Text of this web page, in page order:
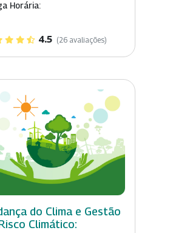
Horária:
4.5 (26 avaliações)
do Clima e Gestão
Climático: